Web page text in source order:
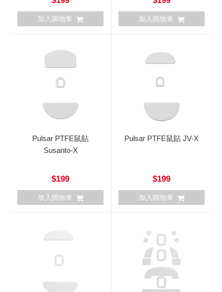
加入購物車 加入購物車
Pulsar PTFE鼠貼
Susanto-X
$199
加入購物車
Pulsar PTFE鼠貼 JV-X
$199
加入購物車